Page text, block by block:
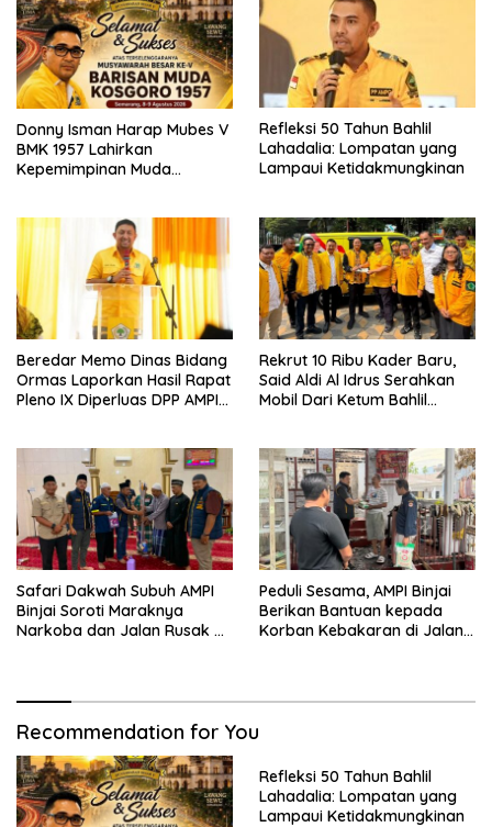
Donny Isman Harap Mubes V
BMK 1957 Lahirkan
Kepemimpinan Muda
1957
Refleksi 50 Tahun Bahlil
Lahadalia: Lompatan yang
Lampaui Ketidakmungkinan
Beredar Memo Dinas Bidang
Ormas Laporkan Hasil Rapat
Pleno IX Diperluas DPP AMPI
Rekrut 10 Ribu Kader Baru,
Said Aldi Al Idrus Serahkan
Mobil Dari Ketum Bahlil
Safari Dakwah Subuh AMPI
Binjai Soroti Maraknya
Narkoba dan Jalan Rusak di
Peduli Sesama, AMPI Binjai
Berikan Bantuan kepada
Korban Kebakaran di Jalan
Recommendation for You
Refleksi 50 Tahun Bahlil
Lahadalia: Lompatan yang
Lampaui Ketidakmungkinan